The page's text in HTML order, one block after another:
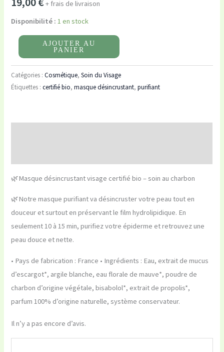
+ frais de livraison
Disponibilité : 1 en stock
AJOUTER AU
PANIER
Catégories :Cosmétique,Soin du Visage
Étiquettes :certifié bio,masque désincrustant,purifiant
🌿Masque désincrustant visage certifié bio – soin au charbon
🌿Notre masque purifiant va désincruster votre peau tout en
douceur et surtout en préservant le film hydrolipidique. En
seulement 10 à 15 min, purifiez votre épiderme et retrouvez une
peau douce et nette.
• Pays de fabrication : France • Ingrédients : Eau, extrait de mucus
d’escargot*, argile blanche, eau florale de mauve*, poudre de
charbon d’origine végétale, bisabolol*, extrait de propolis*,
parfum 100% d’origine naturelle, système conservateur.
Il n’y a pas encore d’avis.